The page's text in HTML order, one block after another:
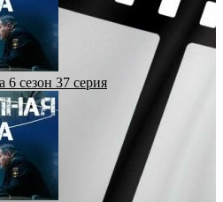
6 сезон 37 серия